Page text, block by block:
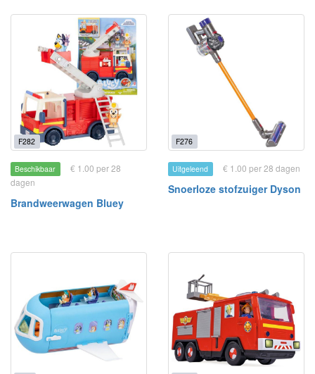
F282
Beschikbaar
€ 1.00 per 28
dagen
Brandweerwagen Bluey
F276
Uitgeleend € 1.00 per 28 dagen
Snoerloze stofzuiger Dyson